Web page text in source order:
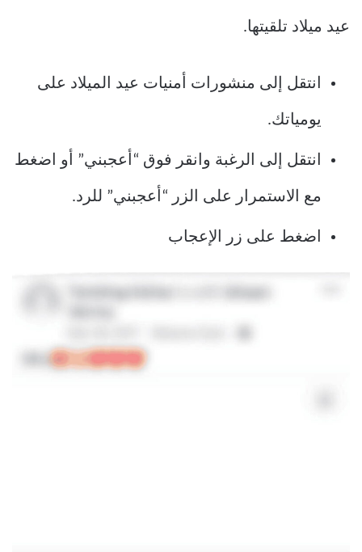
عيد ميلاد تلقيتها.
انتقل إلى منشورات أمنيات عيد الميلاد على
يومياتك.
انتقل إلى الرغبة وانقر فوق “أعجبني” أو اضغط
مع الاستمرار على الزر “أعجبني” للرد.
اضغط على زر الإعجاب